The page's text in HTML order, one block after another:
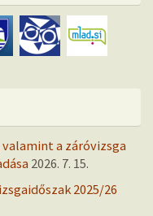
a záróvizsga
2026. 7. 15.
2025/26